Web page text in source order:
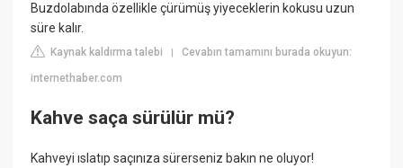
Buzdolabında özellikle çürümüş yiyeceklerin kokusu uzun
süre kalır.
Kaynak kaldırma talebi |Cevabın tamamını burada okuyun:
internethaber.com
Kahve saça sürülür mü?
Kahveyi ıslatıp saçınıza sürerseniz bakın ne oluyor!